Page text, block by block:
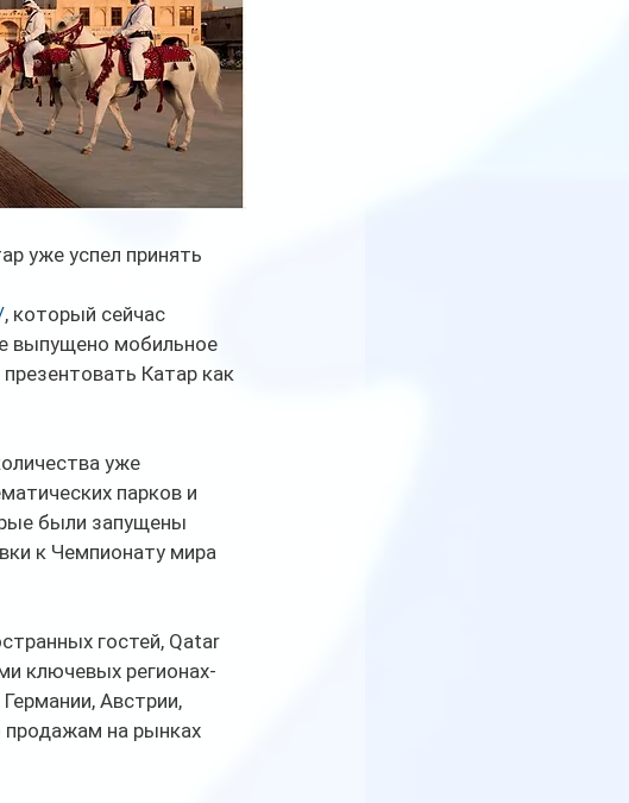
уже успел принять
, который сейчас
выпущено мобильное
Катар как
уже
парков и
были запущены
к Чемпионату мира
гостей, Qatar
ключевых регионах-
Австрии,
продажам на рынках